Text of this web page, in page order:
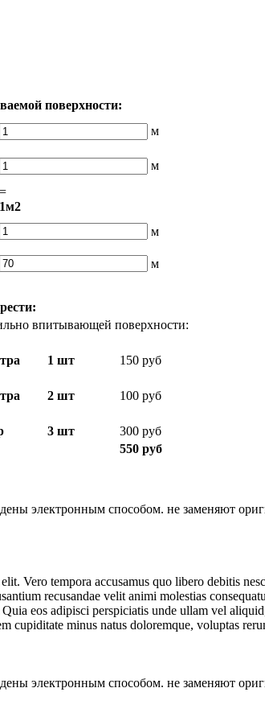
поверхности:
м
м
=
1м2
м
м
впитывающей поверхности:
1 шт
150 руб
2 шт
100 руб
3 шт
300 руб
550 руб
электронным способом. не заменяют
Vero tempora accusamus quo libero debitis
recusandae velit animi molestias
eos adipisci perspiciatis unde ullam vel
cupiditate minus natus doloremque, voluptas
электронным способом. не заменяют